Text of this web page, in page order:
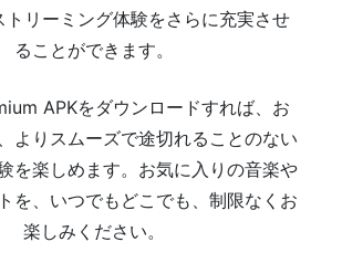
リーミング体験をさらに充実させ
ることができます。
APKをダウンロードすれば、お
よりスムーズで途切れることのない
を楽しめます。お気に入りの音楽や
を、いつでもどこでも、制限なくお
楽しみください。